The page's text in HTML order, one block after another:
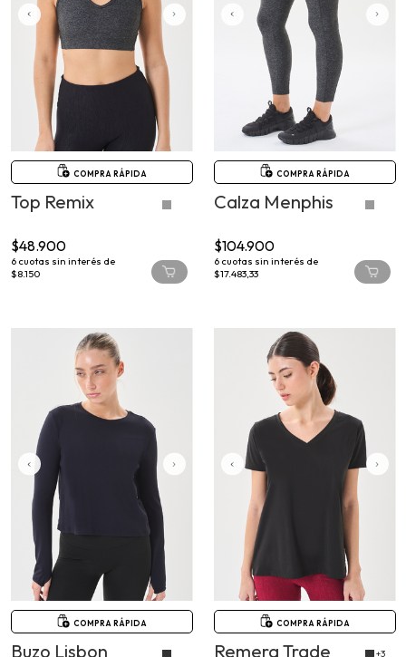
COMPRA RÁPIDA
Top Remix
6cuotas sin interés de
$8.150
COMPRA RÁPIDA
Calza Menphis
6cuotas sin interés de
$17.483,33
COMPRA RÁPIDA
Buzo Lisbon
COMPRA RÁPIDA
Remera Trade